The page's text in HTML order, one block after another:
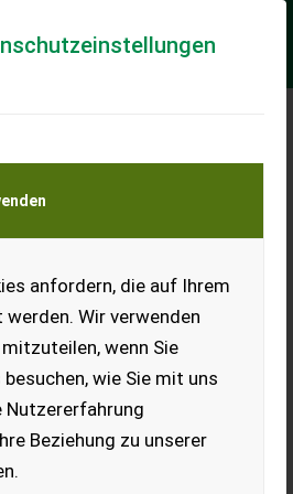
anfordern, die auf Ihrem
Wir verwenden
wenn Sie
wie Sie mit uns
Nutzererfahrung
Beziehung zu unserer
und Baumaschinen –
Tiertransporte
Einzelkornsämaschinen 4
Mais-Soja-Rübe-Kürbis-Raps
1.Februar 2026**** Özdöken
4 bis 12 reihen Viele